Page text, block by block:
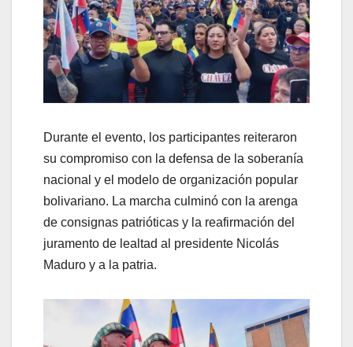
Durante el evento, los participantes reiteraron
su compromiso con la defensa de la soberanía
nacional y el modelo de organización popular
bolivariano. La marcha culminó con la arenga
de consignas patrióticas y la reafirmación del
juramento de lealtad al presidente Nicolás
Maduro y a la patria.